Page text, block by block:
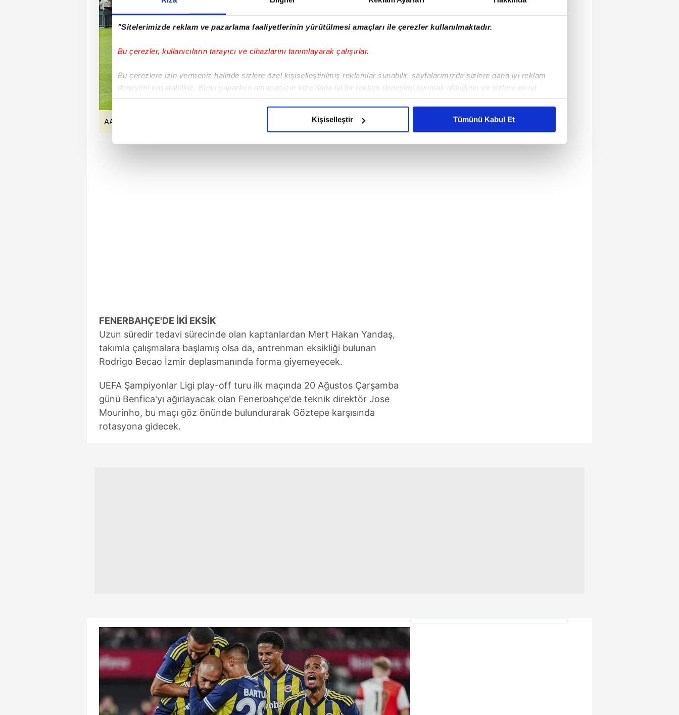
"Sitelerimizde reklam ve pazarlama faaliyetlerinin yürütülmesi amaçları ile çerezler kullanılmaktadır.
Bu çerezler, kullanıcıların tarayıcı ve cihazlarını tanımlayarak çalışırlar.
Bu çerezlere izin vermeniz halinde sizlere özel kişiselleştirilmiş reklamlar sunabilir, sayfalarımızda sizlere daha iyi reklam
deneyimi yaşatabiliriz. Bunu yaparken amacımızın size daha iyi bir reklam deneyimi sunmak olduğunu ve sizlere en iyi
içerikleri sunabilmek adına elimizden gelen çabayı gösterdiğimizi ve bu noktada, reklamların maliyetlerimizi karşılamak
Kişiselleştir Tümünü Kabul Et
AA
FENERBAHÇE'DE İKİ EKSİK
Uzun süredir tedavi sürecinde olan kaptanlardan Mert Hakan Yandaş,
takımla çalışmalara başlamış olsa da, antrenman eksikliği bulunan
Rodrigo Becao İzmir deplasmanında forma giyemeyecek.
UEFA Şampiyonlar Ligi play-off turu ilk maçında 20 Ağustos Çarşamba
günü Benfica'yı ağırlayacak olan Fenerbahçe'de teknik direktör Jose
Mourinho, bu maçı göz önünde bulundurarak Göztepe karşısında
rotasyona gidecek.